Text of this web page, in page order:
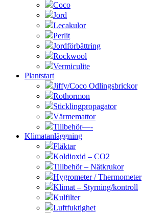
Coco
Jord
Lecakulor
Perlit
Jordförbättring
Rockwool
Vermiculite
Plantstart
Jiffy/Coco Odlingsbrickor
Rothormon
Sticklingpropagator
Värmemattor
Tillbehör—-
Klimatanläggning
Fläktar
Koldioxid – CO2
Tillbehör – Nätkrukor
Hygrometer / Thermometer
Klimat – Styrning/kontroll
Kulfilter
Luftfuktighet